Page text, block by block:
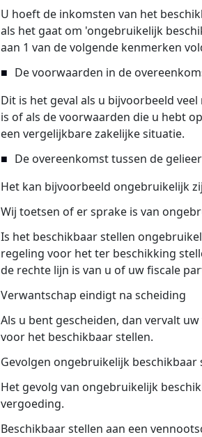
U hoeft de inkomsten van het
als het gaat om 'ongebruikelijk
aan 1 van de volgende kenmerken
De voorwaarden in de
Dit is het geval als u bijvoorbeeld
is of als de voorwaarden die u hebt
een vergelijkbare zakelijke situatie.
De overeenkomst tussen de
Het kan bijvoorbeeld ongebruikelijk
Wij toetsen of er sprake is van
Is het beschikbaar stellen
regeling voor het ter beschikking
de rechte lijn is van u of uw fiscale
Verwantschap eindigt na scheiding
Als u bent gescheiden, dan vervalt
voor het beschikbaar stellen.
Gevolgen ongebruikelijk beschikbaar
Het gevolg van ongebruikelijk
vergoeding.
Beschikbaar stellen aan een